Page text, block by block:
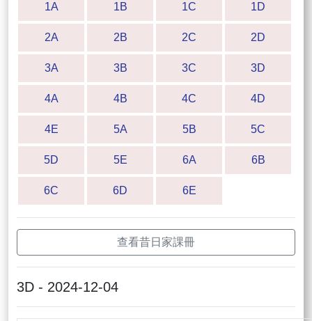
1A 1B 1C 1D
2A 2B 2C 2D
3A 3B 3C 3D
4A 4B 4C 4D
4E 5A 5B 5C
5D 5E 6A 6B
6C 6D 6E
查看昔日家課冊
3D - 2024-12-04